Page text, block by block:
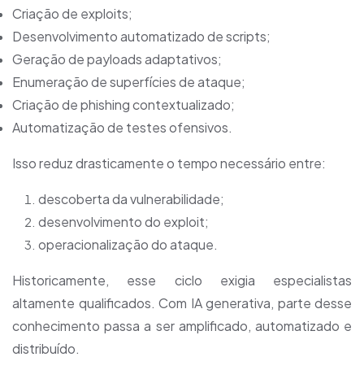
Criação de exploits;
Desenvolvimento automatizado de scripts;
Geração de payloads adaptativos;
Enumeração de superfícies de ataque;
Criação de phishing contextualizado;
Automatização de testes ofensivos.
Isso reduz drasticamente o tempo necessário entre:
descoberta da vulnerabilidade;
desenvolvimento do exploit;
operacionalização do ataque.
Historicamente, esse ciclo exigia especialistas
altamente qualificados. Com IA generativa, parte desse
conhecimento passa a ser amplificado, automatizado e
distribuído.